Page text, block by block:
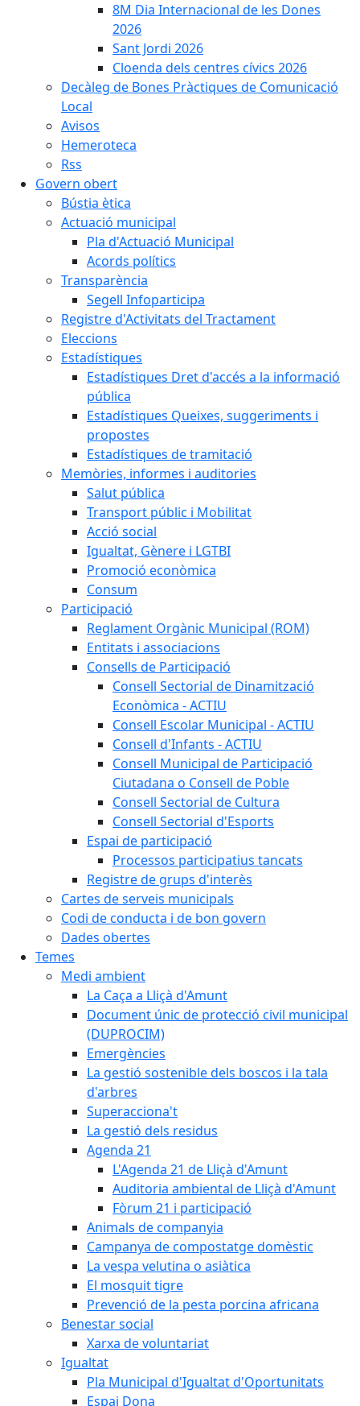
8M Dia Internacional de les Dones
2026
Sant Jordi 2026
Cloenda dels centres cívics 2026
Decàleg de Bones Pràctiques de Comunicació
Local
Avisos
Hemeroteca
Rss
Govern obert
Bústia ètica
Actuació municipal
Pla d'Actuació Municipal
Acords polítics
Transparència
Segell Infoparticipa
Registre d'Activitats del Tractament
Eleccions
Estadístiques
Estadístiques Dret d'accés a la informació
pública
Estadístiques Queixes, suggeriments i
propostes
Estadístiques de tramitació
Memòries, informes i auditories
Salut pública
Transport públic i Mobilitat
Acció social
Igualtat, Gènere i LGTBI
Promoció econòmica
Consum
Participació
Reglament Orgànic Municipal (ROM)
Entitats i associacions
Consells de Participació
Consell Sectorial de Dinamització
Econòmica - ACTIU
Consell Escolar Municipal - ACTIU
Consell d'Infants - ACTIU
Consell Municipal de Participació
Ciutadana o Consell de Poble
Consell Sectorial de Cultura
Consell Sectorial d'Esports
Espai de participació
Processos participatius tancats
Registre de grups d'interès
Cartes de serveis municipals
Codi de conducta i de bon govern
Dades obertes
Temes
Medi ambient
La Caça a Lliçà d'Amunt
Document únic de protecció civil municipal
(DUPROCIM)
Emergències
La gestió sostenible dels boscos i la tala
d'arbres
Superacciona't
La gestió dels residus
Agenda 21
L'Agenda 21 de Lliçà d'Amunt
Auditoria ambiental de Lliçà d'Amunt
Fòrum 21 i participació
Animals de companyia
Campanya de compostatge domèstic
La vespa velutina o asiàtica
El mosquit tigre
Prevenció de la pesta porcina africana
Benestar social
Xarxa de voluntariat
Igualtat
Pla Municipal d'Igualtat d'Oportunitats
Espai Dona